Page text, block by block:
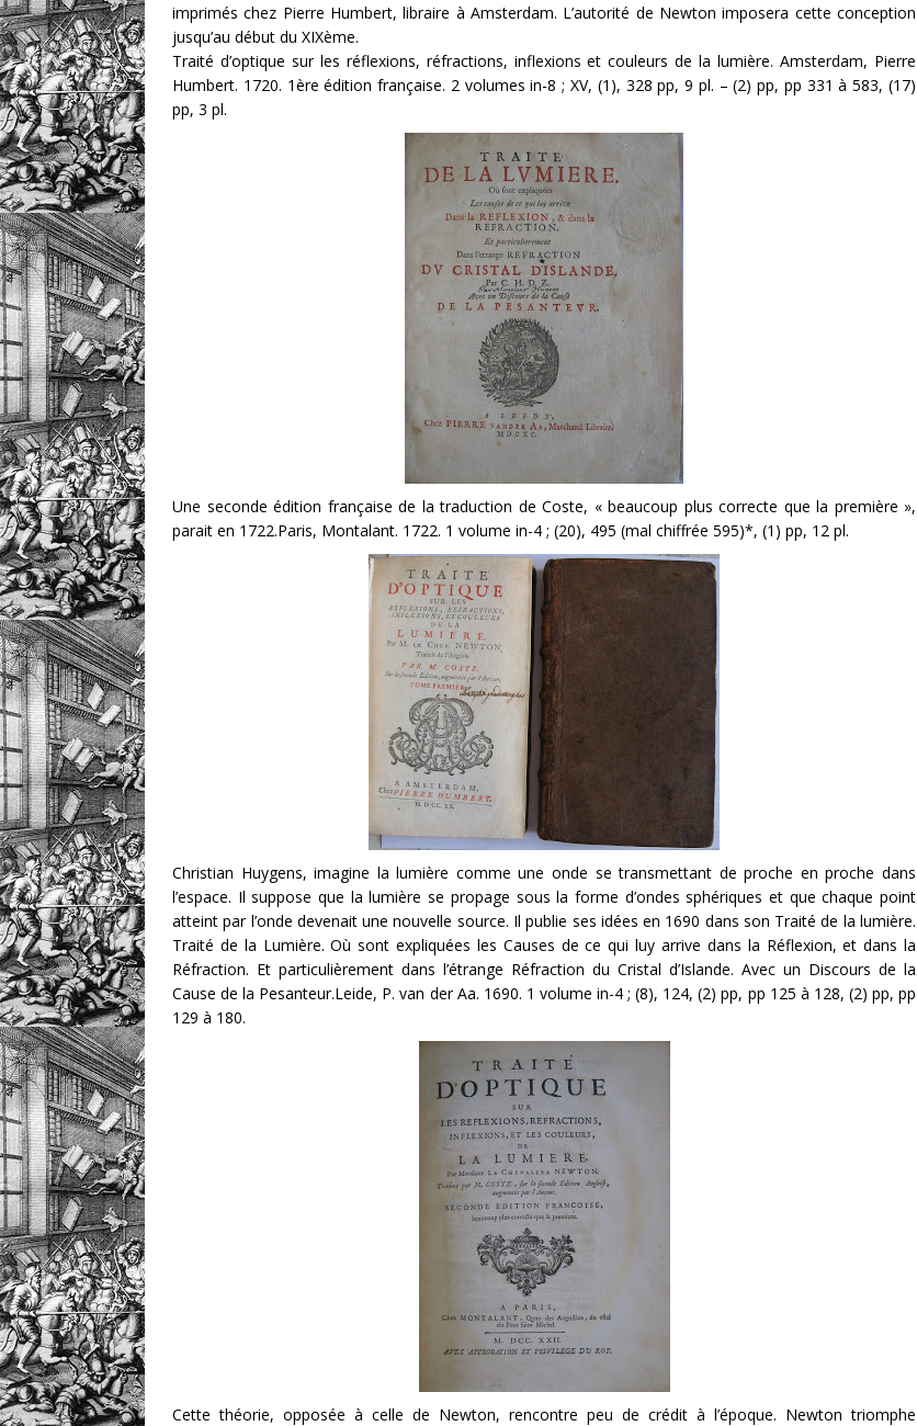
imprimés chez Pierre Humbert, libraire à Amsterdam. L’autorité de Newton imposera cette conception
jusqu’au début du XIXème.
Traité d’optique sur les réflexions, réfractions, inflexions et couleurs de la lumière. Amsterdam, Pierre
Humbert. 1720. 1ère édition française. 2 volumes in-8 ; XV, (1), 328 pp, 9 pl. – (2) pp, pp 331 à 583, (17)
pp, 3 pl.
Une seconde édition française de la traduction de Coste, « beaucoup plus correcte que la première »,
parait en 1722.Paris, Montalant. 1722. 1 volume in-4 ; (20), 495 (mal chiffrée 595)*, (1) pp, 12 pl.
Christian Huygens, imagine la lumière comme une onde se transmettant de proche en proche dans
l’espace. Il suppose que la lumière se propage sous la forme d’ondes sphériques et que chaque point
atteint par l’onde devenait une nouvelle source. Il publie ses idées en 1690 dans son Traité de la lumière.
Traité de la Lumière. Où sont expliquées les Causes de ce qui luy arrive dans la Réflexion, et dans la
Réfraction. Et particulièrement dans l’étrange Réfraction du Cristal d’Islande. Avec un Discours de la
Cause de la Pesanteur.Leide, P. van der Aa. 1690. 1 volume in-4 ; (8), 124, (2) pp, pp 125 à 128, (2) pp, pp
129 à 180.
Cette théorie, opposée à celle de Newton, rencontre peu de crédit à l’époque. Newton triomphe